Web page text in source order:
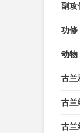
副攻
功修
动物
古兰
古兰
古兰